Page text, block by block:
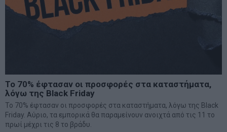
Το 70% έφτασαν οι προσφορές στα καταστήματα,
λόγω της Black Friday
Το 70% έφτασαν οι προσφορές στα καταστήματα, λόγω της Black
Friday. Αύριο, τα εμπορικά θα παραμείνουν ανοιχτά από τις 11 το
πρωί μέχρι τις 8 το βράδυ.